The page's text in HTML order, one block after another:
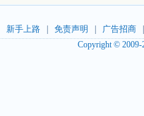
新手上路| 免责声明 广告招商
Copyright ©